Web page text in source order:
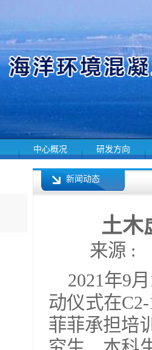
中心概况 研发方向
新闻动态
土木
来源 :
2021年9月
动仪式在
菲菲承担培